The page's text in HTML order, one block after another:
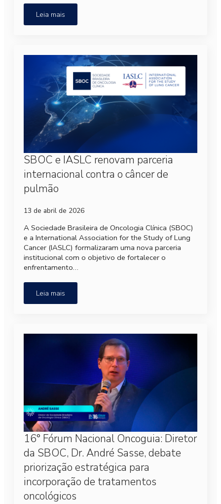
Leia mais
SBOC e IASLC renovam parceria
internacional contra o câncer de
pulmão
13 de abril de 2026
A Sociedade Brasileira de Oncologia Clínica (SBOC)
e a International Association for the Study of Lung
Cancer (IASLC) formalizaram uma nova parceria
institucional com o objetivo de fortalecer o
enfrentamento…
Leia mais
16° Fórum Nacional Oncoguia: Diretor
da SBOC, Dr. André Sasse, debate
priorização estratégica para
incorporação de tratamentos
oncológicos